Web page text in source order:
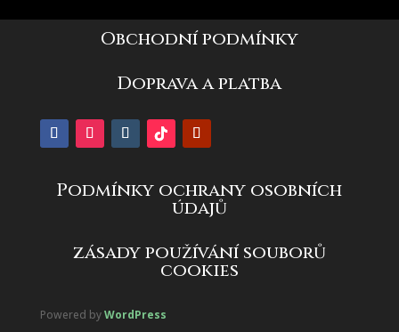
Obchodní podmínky
Doprava a platba
Podmínky ochrany osobních
údajů
zásady používání souborů
cookies
Powered byWordPress